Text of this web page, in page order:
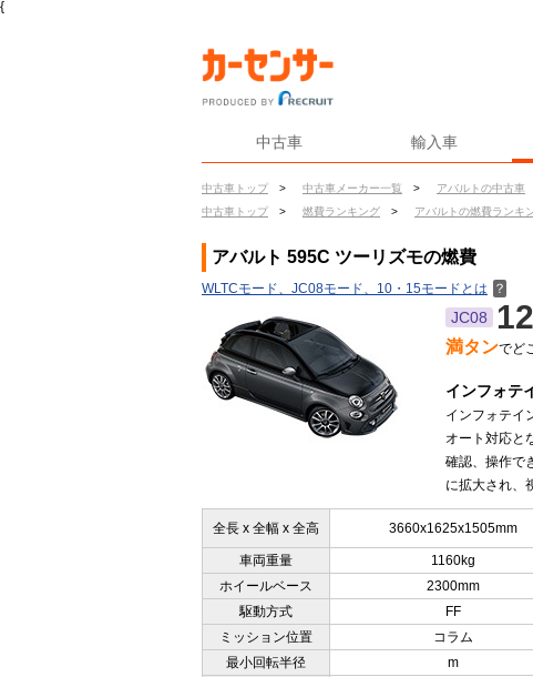
{
中古車 輸入車
中古車トップ > 中古車メーカー一覧 > アバルトの中古車
中古車トップ
> 燃費ランキング > アバルトの燃費ランキ
アバルト 595C ツーリズモの燃費
WLTCモード、JC08モード、10・15モードとは ？
JC08
満タンでど
インフォテ
インフォテイ
オート対応と
確認、操作で
に拡大され、
全長 x 全幅 x 全高 3660x1625x1505mm
車両重量 1160kg
ホイールベース
2300mm
駆動方式
FF
ミッション位置
コラム
最小回転半径
m